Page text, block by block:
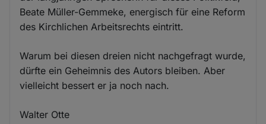
Beate Müller-Gemmeke, energisch für eine Reform
des Kirchlichen Arbeitsrechts eintritt.
Warum bei diesen dreien nicht nachgefragt wurde,
dürfte ein Geheimnis des Autors bleiben. Aber
vielleicht bessert er ja noch nach.
Walter Otte